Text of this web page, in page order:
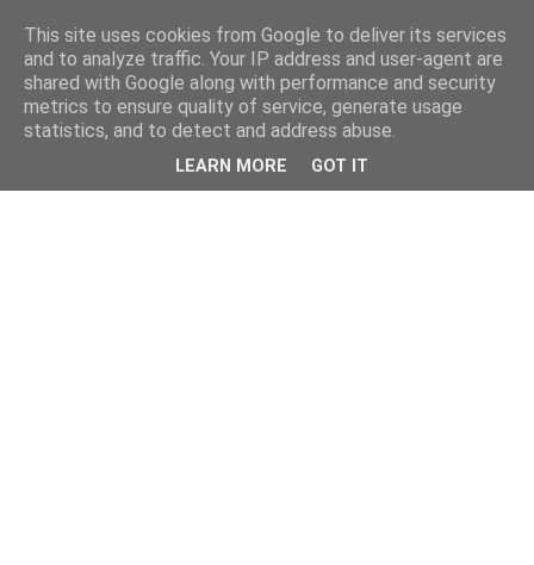
This site uses cookies from Google to deliver its services
and to analyze traffic. Your IP address and user-agent are
shared with Google along with performance and security
metrics to ensure quality of service, generate usage
statistics, and to detect and address abuse.
LEARN MORE GOT IT